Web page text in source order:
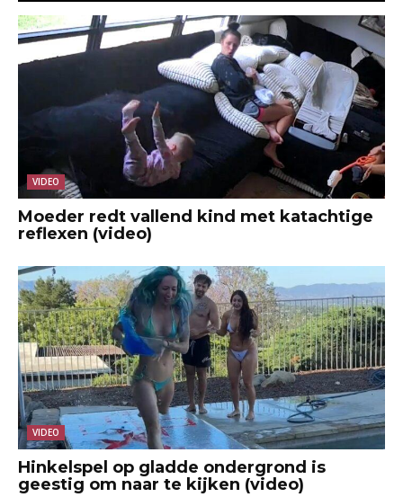
VIDEO
Moeder redt vallend kind met katachtige
reflexen (video)
VIDEO
Hinkelspel op gladde ondergrond is
geestig om naar te kijken (video)